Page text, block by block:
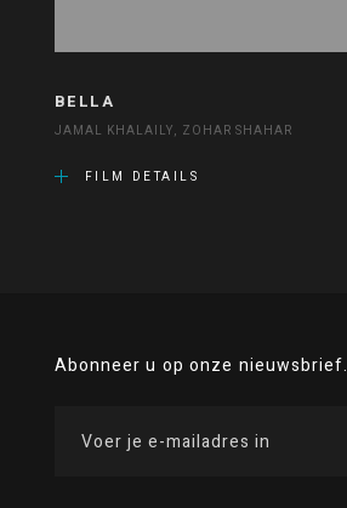
BELLA
JAMAL KHALAILY, ZOHAR SHAHAR
FILM DETAILS
Abonneer u op onze nieuwsbrief.